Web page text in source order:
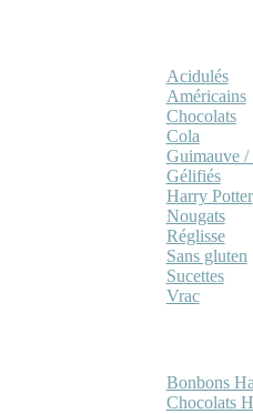
Acidulés
Américains
Chocolats
Cola
Guimauve
Gélifiés
Harry Potter
Nougats
Réglisse
Sans gluten
Sucettes
Vrac
Bonbons
Chocolats